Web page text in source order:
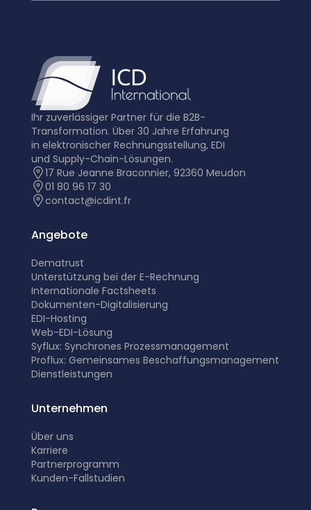
Ihr zuverlässiger Partner für die B2B-
Transformation. Über 30 Jahre Erfahrung
in elektronischer Rechnungsstellung, EDI
und Supply-Chain-Lösungen.
17 Rue Jeanne Braconnier, 92360 Meudon
01 80 96 17 30
contact@icdint.fr
Angebote
Dematrust
Unterstützung bei der E-Rechnung
Internationale Factsheets
Dokumenten-Digitalisierung
EDI-Hosting
Web-EDI-Lösung
Syflux: Synchrones Prozessmanagement
Proflux: Gemeinsames Beschaffungsmanagement
Dienstleistungen
Unternehmen
Über uns
Karriere
Partnerprogramm
Kunden-Fallstudien